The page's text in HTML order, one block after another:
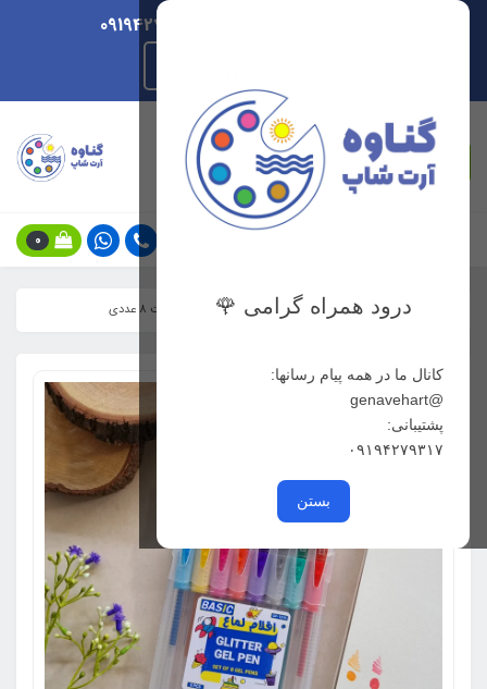
درود همراه گرامی 🌹
کانال ما در همه پیام رسانها:
@genavehart
پشتیبانی:
۰۹۱۹۴۲۷۹۳۱۷
بستن
جستجو
0
فهرست محصولات خودکار ژله ای اکلیلی بیسیک ست 8 عددی